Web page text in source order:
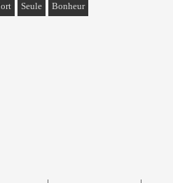
Seule Bonheur